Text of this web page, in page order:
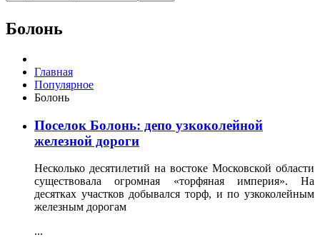
Болонь
Главная
Популярное
Болонь
Поселок Болонь: депо узкоколейной
железной дороги
Несколько десятилетий на востоке Московской области
существовала огромная «торфяная империя». На
десятках участков добывался торф, и по узкоколейным
железным дорогам
...